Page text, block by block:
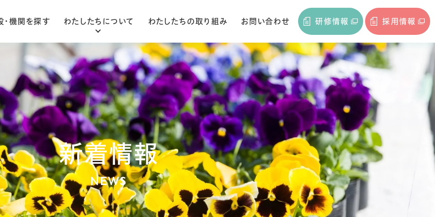
・機関を探す わたしたちについて
ごあいさつ
法人概要
組織図
わたしたちの取り組み お問い合わせ 研修情報 採用情報
新着情報
NEWS